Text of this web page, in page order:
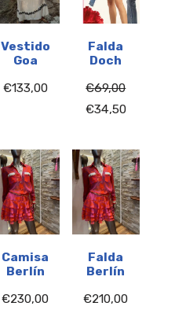
Vestido
Goa
€133,00
Falda
Doch
€69,00
€34,50
Camisa
Berlín
€230,00
Falda
Berlín
€210,00